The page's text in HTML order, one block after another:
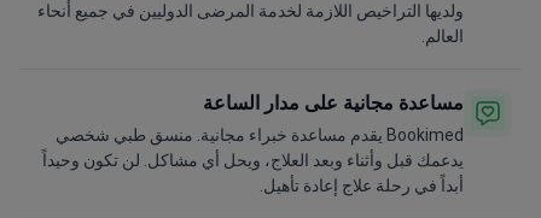
ولديها التراخيص اللازمة لخدمة المرضى الدوليين في جميع أنحاء
العالم.
مساعدة مجانية على مدار الساعة
Bookimed يقدم مساعدة خبراء مجانية. منسق طبي شخصي
يدعمك قبل وأثناء وبعد العلاج، ويحل أي مشاكل. لن تكون وحيداً
أبداً في رحلة علاج إعادة تأهيل.